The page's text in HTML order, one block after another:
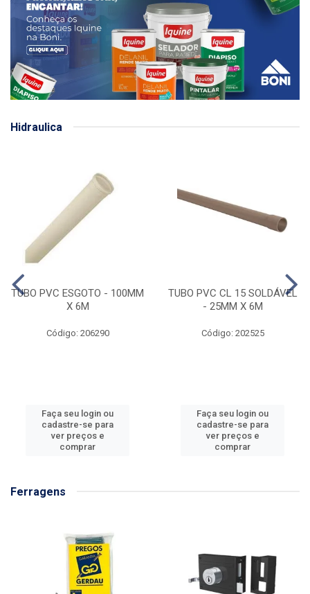
Hidraulica
TUBO PVC ESGOTO - 100MM
X 6M
Código: 206290
Faça seu login ou
cadastre-se para
ver preços e
comprar
TUBO PVC CL 15 SOLDÁVEL
- 25MM X 6M
Código: 202525
Faça seu login ou
cadastre-se para
ver preços e
comprar
Ferragens